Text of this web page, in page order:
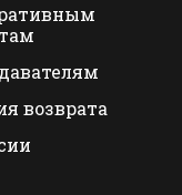
возврата